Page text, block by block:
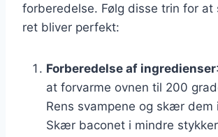
forberedelse. Følg disse trin for at
ret bliver perfekt:
Forberedelse af ingredienser
at forvarme ovnen til 200
Rens svampene og skær dem
Skær baconet i mindre